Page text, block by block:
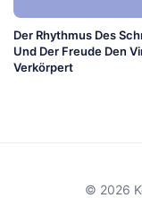
Der Rhythmus Des
Und Der Freude Den
Verkörpert
© 2026